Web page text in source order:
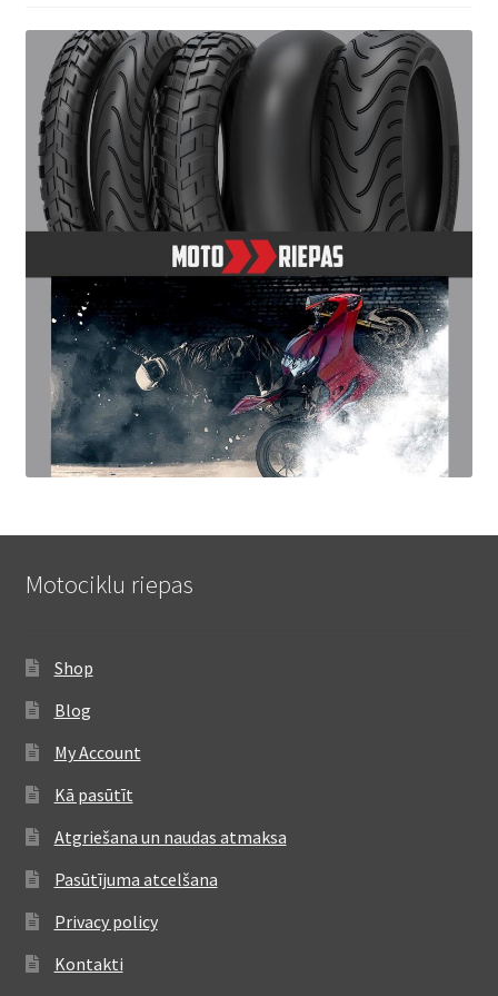
Motociklu riepas
Shop
Blog
My Account
Kā pasūtīt
Atgriešana un naudas atmaksa
Pasūtījuma atcelšana
Privacy policy
Kontakti